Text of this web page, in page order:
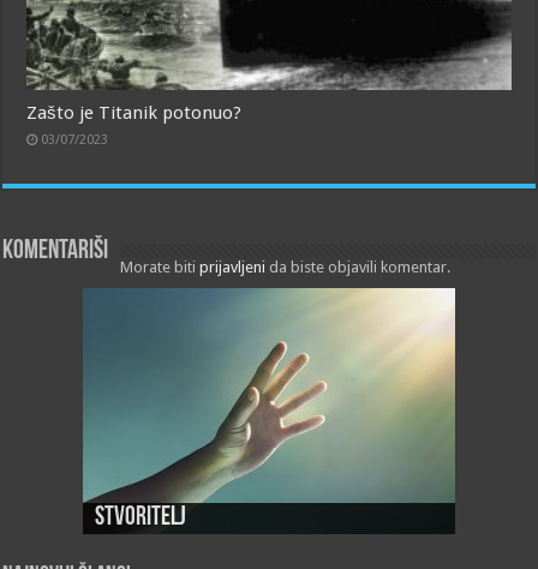
Zašto je Titanik potonuo?
03/07/2023
Komentariši
Morate bitiprijavljeni da biste objavili komentar.
Stvoritelj